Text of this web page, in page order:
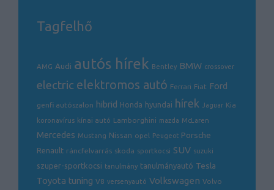
Tagfelhő
AMG Audi autós hírek Bentley BMW crossover
electric elektromos autó Ferrari Fiat Ford
genfi autószalon hibrid Honda hyundai hírek Jaguar Kia
koronavírus kínai autó Lamborghini mazda McLaren
Mercedes Mustang Nissan opel Peugeot Porsche
Renault ráncfelvarrás skoda sportkocsi SUV suzuki
szuper-sportkocsi tanulmány tanulmányautó Tesla
Toyota tuning V8 versenyautó Volkswagen Volvo